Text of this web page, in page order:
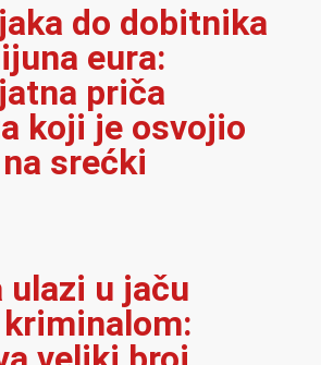
do dobitnika
eura:
priča
koji je osvojio
srećki
u jaču